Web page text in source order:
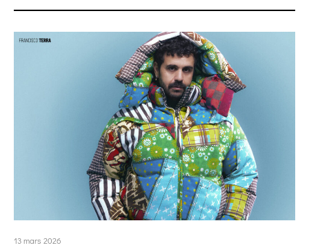
13 mars 2026